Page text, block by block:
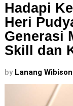
Hadapi
Heri
Generasi
Skill dan
by Lanang